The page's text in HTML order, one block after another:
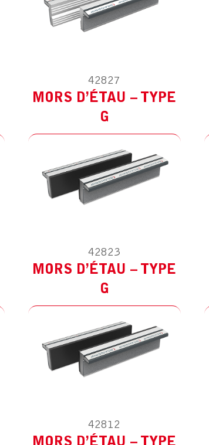
42827
MORS D’ÉTAU – TYPE
G
42823
MORS D’ÉTAU – TYPE
G
MODÈLE :POUR AUTRES
42812
MODÈLE :POUR AUTRES
MODÈLE :POUR AUTRES